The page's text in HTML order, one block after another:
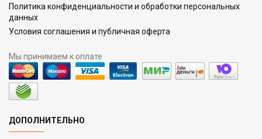
Политика конфиденциальности и обработки персональных
данных
Условия соглашения и публичная оферта
Мы принимаем к оплате
ДОПОЛНИТЕЛЬНО